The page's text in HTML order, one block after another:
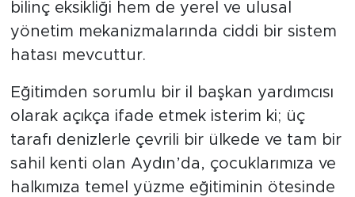
bilinç eksikliği hem de yerel ve ulusal
yönetim mekanizmalarında ciddi bir sistem
hatası mevcuttur.
Eğitimden sorumlu bir il başkan yardımcısı
olarak açıkça ifade etmek isterim ki; üç
tarafı denizlerle çevrili bir ülkede ve tam bir
sahil kenti olan Aydın’da, çocuklarımıza ve
halkımıza temel yüzme eğitiminin ötesinde